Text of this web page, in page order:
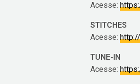
Acesse:
STITCHES
Acesse:
TUNE-IN
Acesse: